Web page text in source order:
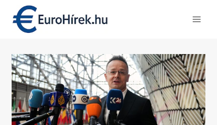
content